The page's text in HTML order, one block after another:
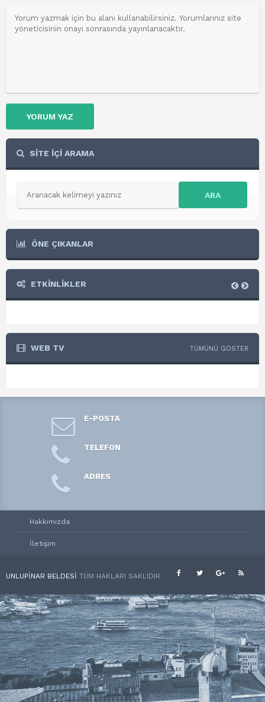
YORUM YAZ
SİTE İÇİ ARAMA
ARA
ÖNE ÇIKANLAR
ETKİNLİKLER
WEB TV TÜMÜNÜ GÖSTER
E-POSTA
TELEFON
ADRES
Hakkımızda
İletişim
UNLUPINAR BELDESI TÜM HAKLARI SAKLIDIR